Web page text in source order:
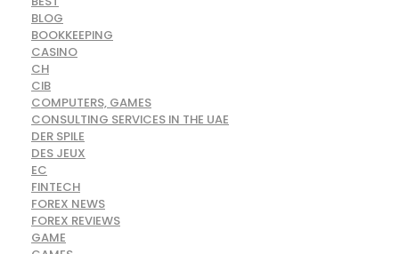
BLOG
BOOKKEEPING
CASINO
CH
CIB
COMPUTERS, GAMES
CONSULTING SERVICES IN THE UAE
DER SPILE
DES JEUX
EC
FINTECH
FOREX NEWS
FOREX REVIEWS
GAME